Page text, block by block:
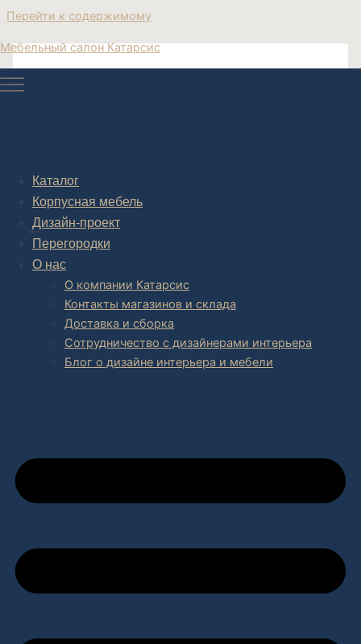
Перейти к содержимому
Мебельный салон Катарсис
Каталог
Корпусная мебель
Дизайн-проект
Перегородки
О нас
О компании Катарсис
Контакты магазинов и склада
Доставка и сборка
Сотрудничество с дизайнерами интерьера
Блог о дизайне интерьера и мебели
кровать в итальянском стиле купить
Post navigation
НАЗАД